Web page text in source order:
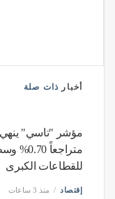
أخبار ذات صلة
مؤشر "تاسي"
للقطاعات الكبرى
إقتصاد منذ 3 ساعات